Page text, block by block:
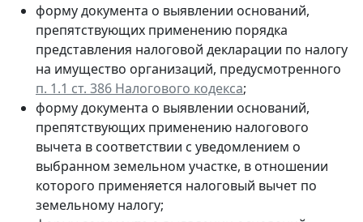
форму документа о выявлении оснований,
препятствующих применению порядка
представления налоговой декларации по налогу
на имущество организаций, предусмотренного
п. 1.1 ст. 386 Налогового кодекса;
форму документа о выявлении оснований,
препятствующих применению налогового
вычета в соответствии с уведомлением о
выбранном земельном участке, в отношении
которого применяется налоговый вычет по
земельному налогу;